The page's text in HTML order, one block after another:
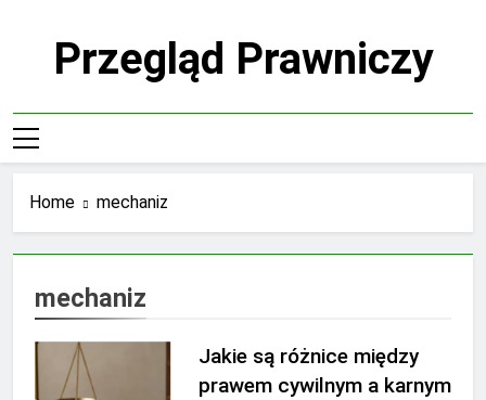
Przegląd Prawniczy
Home mechaniz
mechaniz
Jakie są różnice między
prawem cywilnym a karnym